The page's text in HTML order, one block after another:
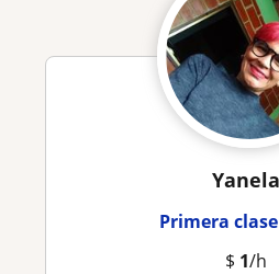
Yanela
Primera
$ 1/h